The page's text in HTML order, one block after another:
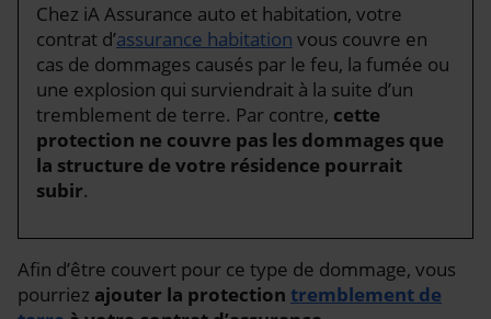
Chez iA Assurance auto et habitation, votre
contrat d’assurance habitation vous couvre en
cas de dommages causés par le feu, la fumée ou
une explosion qui surviendrait à la suite d’un
tremblement de terre. Par contre, cette
protection ne couvre pas les dommages que
la structure de votre résidence pourrait
subir.
Afin d’être couvert pour ce type de dommage, vous
pourriez ajouter la protection tremblement de